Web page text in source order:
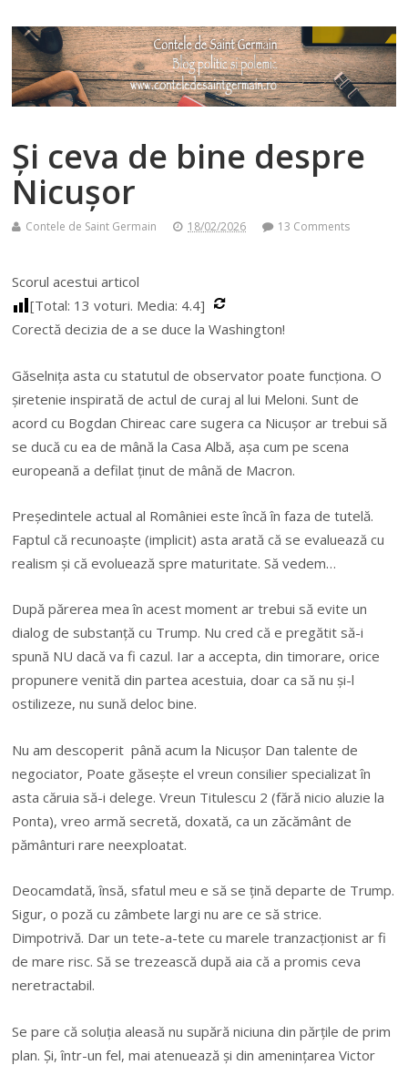
Şi ceva de bine despre
Nicuşor
Contele de Saint Germain 18/02/2026 13 Comments
Scorul acestui articol
[Total: 13 voturi. Media: 4.4]
Corectă decizia de a se duce la Washington!
Găselniţa asta cu statutul de observator poate funcţiona. O
şiretenie inspirată de actul de curaj al lui Meloni. Sunt de
acord cu Bogdan Chireac care sugera ca Nicuşor ar trebui să
se ducă cu ea de mână la Casa Albă, aşa cum pe scena
europeană a defilat ţinut de mână de Macron.
Preşedintele actual al României este încă în faza de tutelă.
Faptul că recunoaşte (implicit) asta arată că se evaluează cu
realism şi că evoluează spre maturitate. Să vedem…
După părerea mea în acest moment ar trebui să evite un
dialog de substanţă cu Trump. Nu cred că e pregătit să-i
spună NU dacă va fi cazul. Iar a accepta, din timorare, orice
propunere venită din partea acestuia, doar ca să nu şi-l
ostilizeze, nu sună deloc bine.
Nu am descoperit până acum la Nicuşor Dan talente de
negociator, Poate găseşte el vreun consilier specializat în
asta căruia să-i delege. Vreun Titulescu 2 (fără nicio aluzie la
Ponta), vreo armă secretă, doxată, ca un zăcământ de
pământuri rare neexploatat.
Deocamdată, însă, sfatul meu e să se ţină departe de Trump.
Sigur, o poză cu zâmbete largi nu are ce să strice.
Dimpotrivă. Dar un tete-a-tete cu marele tranzacţionist ar fi
de mare risc. Să se trezească după aia că a promis ceva
neretractabil.
Se pare că soluţia aleasă nu supără niciuna din părţile de prim
plan. Şi, într-un fel, mai atenuează şi din ameninţarea Victor